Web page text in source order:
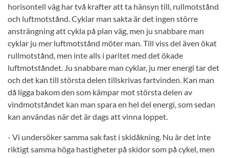
horisontell väg har två krafter att ta hänsyn till, rullmotstånd
och luftmotstånd. Cyklar man sakta är det ingen större
ansträngning att cykla på plan väg, men ju snabbare man
cyklar ju mer luftmotstånd möter man. Till viss del även ökat
rullmotstånd, men inte alls i paritet med det ökade
luftmotståndet. Ju snabbare man cyklar, ju mer energi tar det
och det kan till största delen tillskrivas fartvinden. Kan man
då ligga bakom den som kämpar mot största delen av
vindmotståndet kan man spara en hel del energi, som sedan
kan användas när det är dags att vinna loppet.
- Vi undersöker samma sak fast i skidåkning. Nu är det inte
riktigt samma höga hastigheter på skidor som på cykel, men